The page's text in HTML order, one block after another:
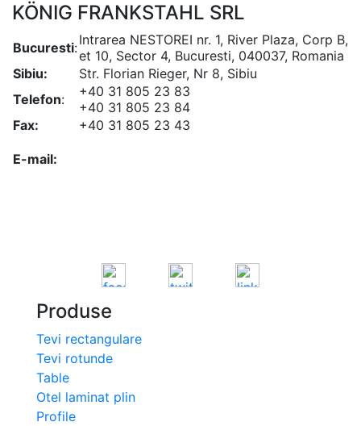
KÖNIG FRANKSTAHL SRL
Bucuresti:Intrarea NESTOREI nr. 1, River Plaza, Corp B,
et 10, Sector 4, Bucuresti, 040037, Romania
Sibiu:
Str. Florian Rieger, Nr 8, Sibiu
Telefon:
+40 31 805 23 83
+40 31 805 23 84
Fax:
+40 31 805 23 43
E-mail:
Produse
Tevi rectangulare
Tevi rotunde
Table
Otel laminat plin
Profile